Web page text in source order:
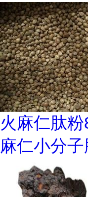
火麻仁肽
麻仁小分子